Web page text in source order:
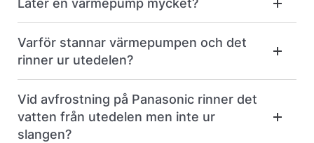
Låter en värmepump mycket?
Varför stannar värmepumpen och det
rinner ur utedelen?
Vid avfrostning på Panasonic rinner det
vatten från utedelen men inte ur
slangen?